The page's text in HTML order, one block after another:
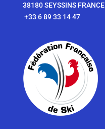
38180 SEYSSINS FRANCE
+33 6 89 33 14 47